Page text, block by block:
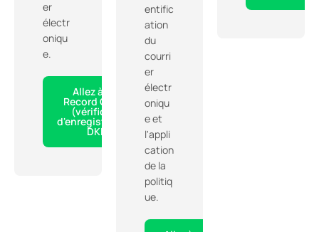
er
électr
oniqu
e.
Allez à DKIM
Record Checker
(vérificateur
d'enregistrements
DKIM)
entific
ation
du
courri
er
électr
oniqu
e et
l'appli
cation
de la
politiq
ue.